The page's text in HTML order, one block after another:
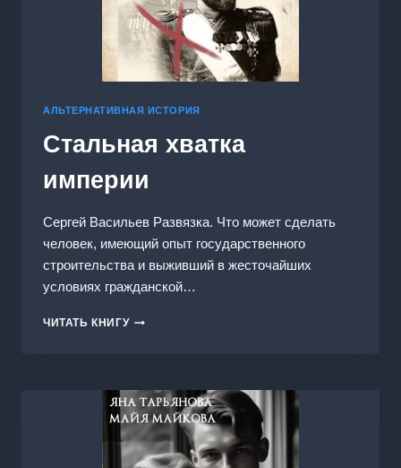
АЛЬТЕРНАТИВНАЯ ИСТОРИЯ
Стальная хватка
империи
Сергей Васильев Развязка. Что может сделать
человек, имеющий опыт государственного
строительства и выживший в жесточайших
условиях гражданской…
ЧИТАТЬ КНИГУСТАЛЬНАЯ